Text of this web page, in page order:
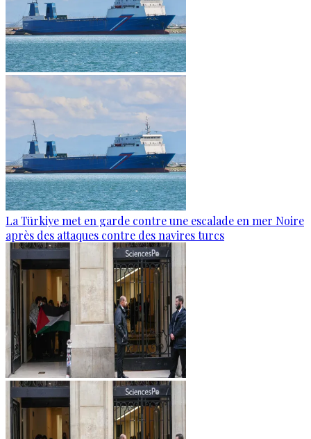
La Türkiye met en garde contre une escalade en mer Noire
après des attaques contre des navires turcs